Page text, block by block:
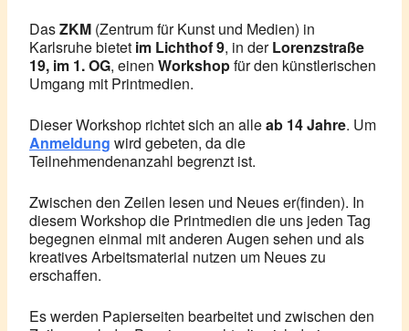
DasZKM (Zentrum für Kunst und Medien) in
Karlsruhe bietet im Lichthof 9, in derLorenzstraße
19, im 1. OG, einen Workshopfür den künstlerischen
Umgang mit Printmedien.
Dieser Workshop richtet sich an alleab 14 Jahre. Um
Anmeldung wird gebeten, da die
Teilnehmendenanzahl begrenzt ist.
Zwischen den Zeilen lesen und Neues er(finden). In
diesem Workshop die Printmedien die uns jeden Tag
begegnen einmal mit anderen Augen sehen und als
kreatives Arbeitsmaterial nutzen um Neues zu
erschaffen.
Es werden Papierseiten bearbeitet und zwischen den